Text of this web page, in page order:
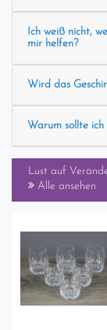
Ich weiß nicht,
mir helfen?
Wird das
Warum sollte
Lust auf
Alle ansehen